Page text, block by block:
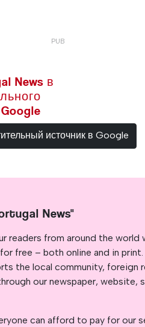
News в
источник в Google
News"
readers from around the world
free – both online and in print.
the local community, foreign
our newspaper, website,
can afford to pay for our